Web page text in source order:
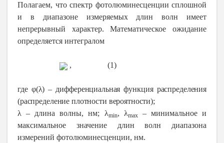
Полагаем, что спектр фотолюминесценции сплошной
и в диапазоне измеряемых длин волн имеет
непрерывный характер. Математическое ожидание
определяется интегралом
, (1)
где φ(λ) – дифференциальная функция распределения
(распределение плотности вероятности);
λ – длина волны, нм; λmin, λmax– минимальное и
максимальное значение длин волн диапазона
измерений фотолюминесценции, нм.